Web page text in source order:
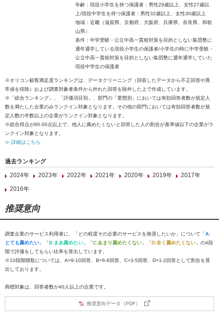
年齢：現役小学生を持つ保護者：男性29歳以上、女性27歳以
上/現役中学生を持つ保護者：男性32歳以上、女性30歳以上
地域：近畿（滋賀県、京都府、大阪府、兵庫県、奈良県、和歌
山県）
条件：中学受験・公立中高一貫校対策を目的としない集団塾に
通年通学している現役小学生の保護者/小学生の時に中学受験・
公立中高一貫校対策を目的としない集団塾に通年通学していた
現役中学生の保護者
※オリコン顧客満足度ランキングは、データクリーニング（回収したデータから不正回答や異
常値を排除）および調査対象者条件から外れた回答を除外した上で作成しています。
※「総合ランキング」、「評価項目別」、部門の「業態別」においては有効回答者数が規定人
数を満たした企業のみランクイン対象となります。その他の部門においては有効回答者数が規
定人数の半数以上の企業がランクイン対象となります。
※総合得点が60.00点以上で、他人に薦めたくないと回答した人の割合が基準値以下の企業がラ
ンクイン対象となります。
≫ 詳細はこちら
過去ランキング
2024年
2023年 2022年 2021年 2020年 2019年
2017年
2016年
推奨意向
調査企業のサービス利用者に、「どの程度その企業のサービスを推奨したいか」について「A:
とても薦めたい 」「B:まあ薦めたい 」「C:あまり薦めたくない 」「D:全く薦めたくない 」の4段
階で評価をしてもらい比率を算出しています。
※10段階聴取については、A=9-10回答、B=6-8回答、C=3-5回答、D=1-2回答として割合を算
出しております。
商標対象は、回答者数が40人以上の企業です。
推奨意向データ（PDF）